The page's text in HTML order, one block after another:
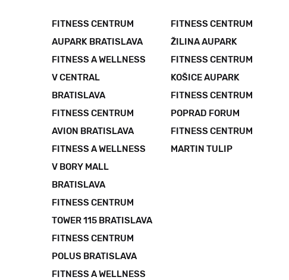
FITNESS CENTRUM
AUPARK BRATISLAVA
FITNESS A WELLNESS
V CENTRAL
BRATISLAVA
FITNESS CENTRUM
AVION BRATISLAVA
FITNESS A WELLNESS
V BORY MALL
BRATISLAVA
FITNESS CENTRUM
TOWER 115 BRATISLAVA
FITNESS CENTRUM
POLUS BRATISLAVA
FITNESS A WELLNESS
FITNESS CENTRUM
ŽILINA AUPARK
FITNESS CENTRUM
KOŠICE AUPARK
FITNESS CENTRUM
POPRAD FORUM
FITNESS CENTRUM
MARTIN TULIP